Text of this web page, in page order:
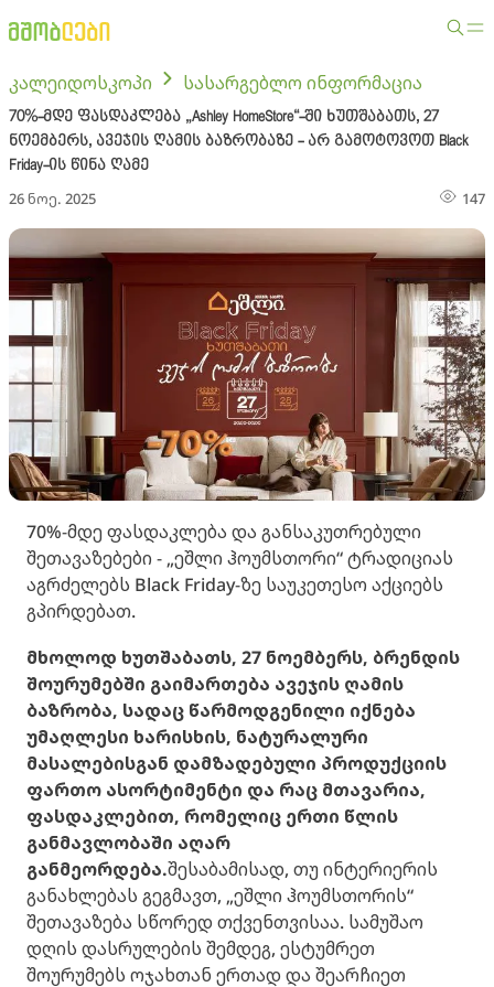
კალეიდოსკოპი სასარგებლო ინფორმაცია
70%-მდე ფასდაკლება „Ashley HomeStore“-ში ხუთშაბათს, 27
ნოემბერს, ავეჯის ღამის ბაზრობაზე - არ გამოტოვოთ Black
Friday-ის წინა ღამე
26 ნოე. 2025 147
70%-მდე ფასდაკლება და განსაკუთრებული
შეთავაზებები - „ეშლი ჰოუმსთორი“ ტრადიციას
აგრძელებს Black Friday-ზე საუკეთესო აქციებს
გპირდებათ.
მხოლოდ ხუთშაბათს, 27 ნოემბერს, ბრენდის
შოურუმებში გაიმართება ავეჯის ღამის
ბაზრობა, სადაც წარმოდგენილი იქნება
უმაღლესი ხარისხის, ნატურალური
მასალებისგან დამზადებული პროდუქციის
ფართო ასორტიმენტი და რაც მთავარია,
ფასდაკლებით, რომელიც ერთი წლის
განმავლობაში აღარ
განმეორდება.შესაბამისად, თუ ინტერიერის
განახლებას გეგმავთ, „ეშლი ჰოუმსთორის“
შეთავაზება სწორედ თქვენთვისაა. სამუშაო
დღის დასრულების შემდეგ, ესტუმრეთ
შოურუმებს ოჯახთან ერთად და შეარჩიეთ